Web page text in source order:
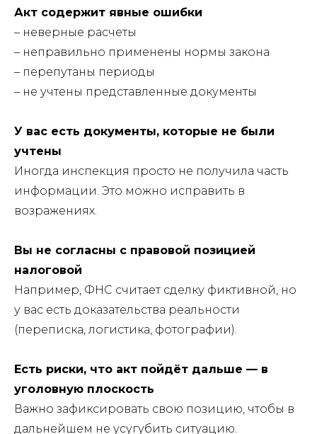
Акт содержит явные ошибки
– неверные расчеты
– неправильно применены нормы закона
– перепутаны периоды
– не учтены представленные документы
У вас есть документы, которые не были
учтены
Иногда инспекция просто не получила часть
информации. Это можно исправить в
возражениях.
Вы не согласны с правовой позицией
налоговой
Например, ФНС считает сделку фиктивной, но
у вас есть доказательства реальности
(переписка, логистика, фотографии).
Есть риски, что акт пойдёт дальше — в
уголовную плоскость
Важно зафиксировать свою позицию, чтобы в
дальнейшем не усугубить ситуацию.